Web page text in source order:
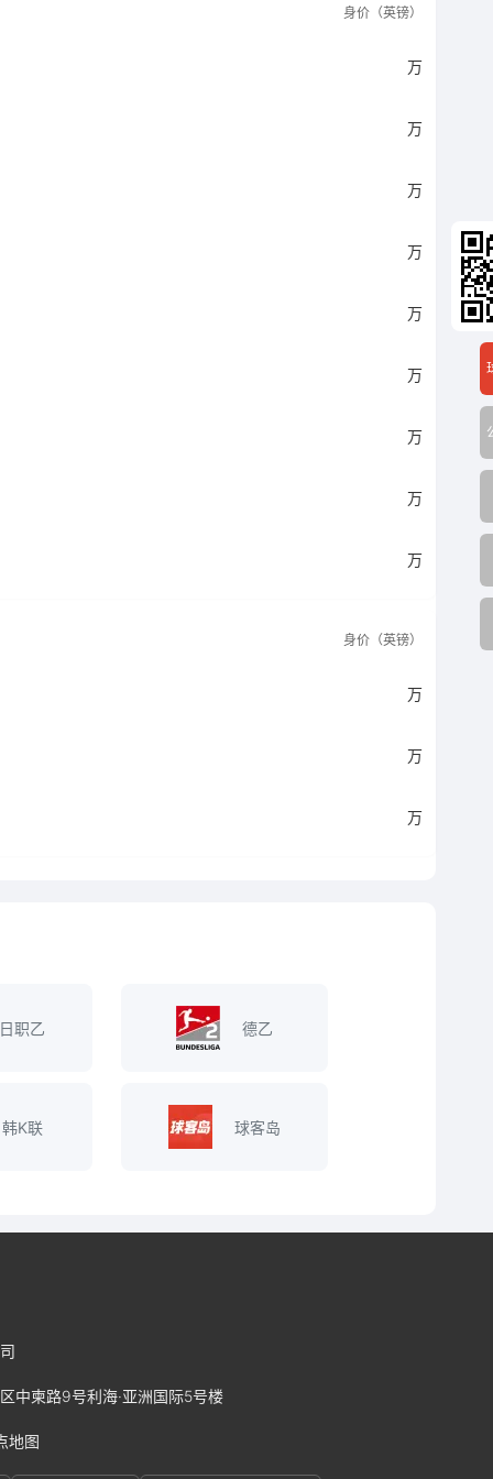
身价（英镑）
万
万
万
万
万
万
万
万
万
身价（英镑）
万
万
万
日职乙 德乙
韩K联 球客岛
中柬路9号利海·亚洲国际5号楼
地图